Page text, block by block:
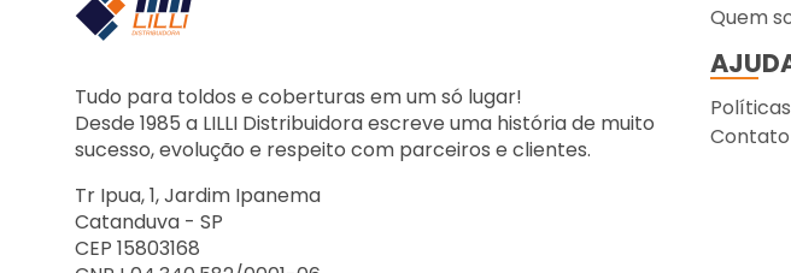
Tudo para toldos e coberturas em um só lugar!
Desde 1985 a LILLI Distribuidora escreve uma história de muito
sucesso, evolução e respeito com parceiros e clientes.
Tr Ipua, 1, Jardim Ipanema
Catanduva - SP
CEP 15803168
Quem
Contato